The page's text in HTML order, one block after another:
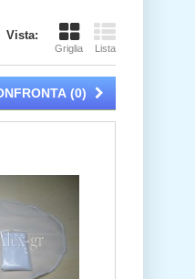
Vista:
Griglia Lista
(0)